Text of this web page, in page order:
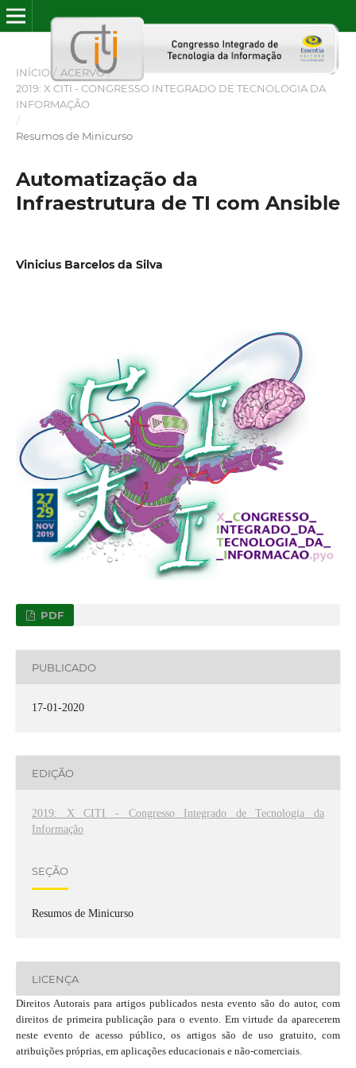
INÍCIO / ACERVO /
2019: X CITI - CONGRESSO INTEGRADO DE TECNOLOGIA DA
INFORMAÇÃO
/
Resumos de Minicurso
Automatização da
Infraestrutura de TI com Ansible
Vinicius Barcelos da Silva
PDF
PUBLICADO
17-01-2020
EDIÇÃO
2019: X CITI - Congresso Integrado de Tecnologia da
Informação
SEÇÃO
Resumos de Minicurso
LICENÇA
Direitos Autorais para artigos publicados nesta evento são do autor, com
direitos de primeira publicação para o evento. Em virtude da aparecerem
neste evento de acesso público, os artigos são de uso gratuito, com
atribuições próprias, em aplicações educacionais e não-comerciais.